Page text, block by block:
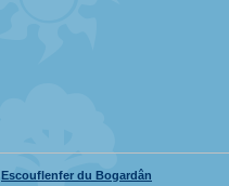
Escouflenfer du Bogardân